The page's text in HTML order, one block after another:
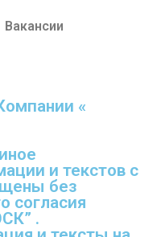
Вакансии
«
и текстов с
без
согласия
.